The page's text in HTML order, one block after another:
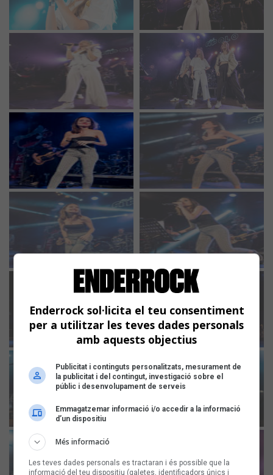
Enderrock sol·licita el teu consentiment
per a utilitzar les teves dades personals
amb aquests objectius
Publicitat i continguts personalitzats, mesurament de
la publicitat i del contingut, investigació sobre el
públic i desenvolupament de serveis
Emmagatzemar informació i/o accedir a la informació
d’un dispositiu
Més informació
Les teves dades personals es tractaran i és possible que la
informació del teu dispositiu (galetes, identificadors únics i